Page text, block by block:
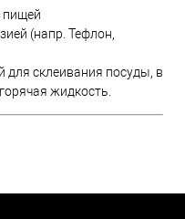
пищей
(напр. Тефлон,
для склеивания посуды, в
жидкость.